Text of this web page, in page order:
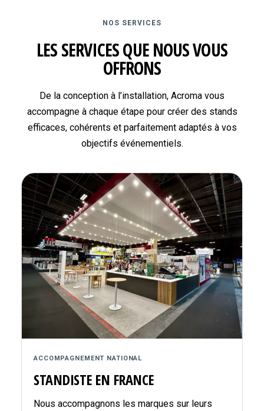
NOS SERVICES
LES SERVICES QUE NOUS VOUS
OFFRONS
De la conception à l’installation, Acroma vous
accompagne à chaque étape pour créer des stands
efficaces, cohérents et parfaitement adaptés à vos
objectifs événementiels.
ACCOMPAGNEMENT NATIONAL
STANDISTE EN FRANCE
Nous accompagnons les marques sur leurs